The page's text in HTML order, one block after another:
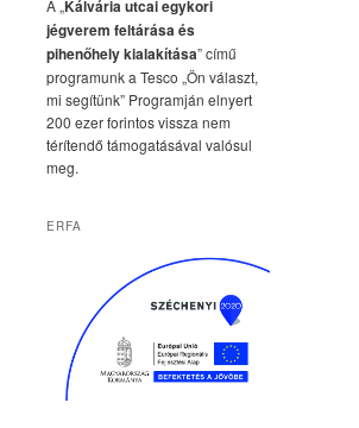
A „Kálvária utcai egykori
jégverem feltárása és
pihenőhely kialakítása” című
programunk a Tesco „Ön választ,
mi segítünk” Programján elnyert
200 ezer forintos vissza nem
térítendő támogatásával valósul
meg.
ERFA